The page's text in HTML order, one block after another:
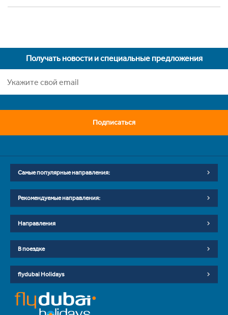
Получать новости и специальные предложения
Подписаться
Самые популярные направления:
Рекомендуемые направления:
Направления
В поездке
flydubai Holidays